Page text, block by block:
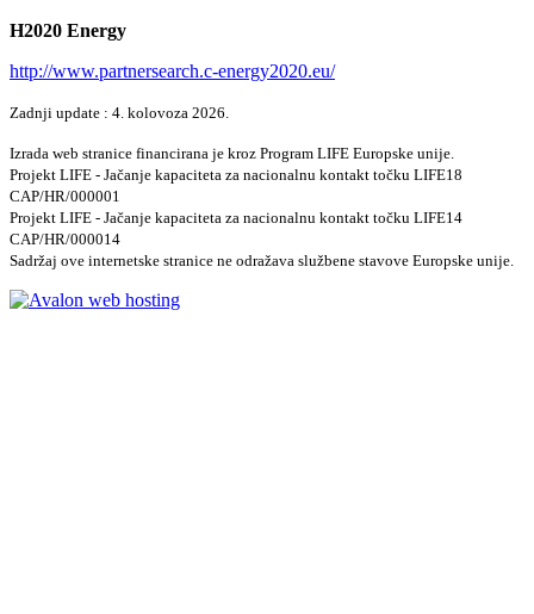
H2020 Energy
http://www.partnersearch.c-energy2020.eu/
Zadnji update : 4. kolovoza 2026.
Izrada web stranice financirana je kroz Program LIFE Europske unije.
Projekt LIFE - Jačanje kapaciteta za nacionalnu kontakt točku LIFE18
CAP/HR/000001
Projekt LIFE - Jačanje kapaciteta za nacionalnu kontakt točku LIFE14
CAP/HR/000014
Sadržaj ove internetske stranice ne odražava službene stavove Europske unije.